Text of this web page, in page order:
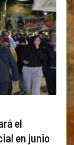
el
en junio